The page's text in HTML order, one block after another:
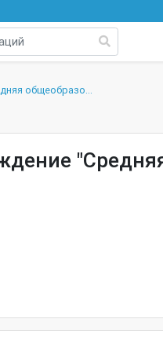
общеобразо...